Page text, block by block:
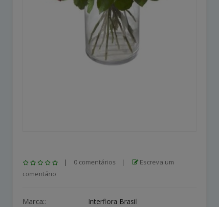
| 0 comentários |
Escreva um
comentário
Marca:: Interflora Brasil